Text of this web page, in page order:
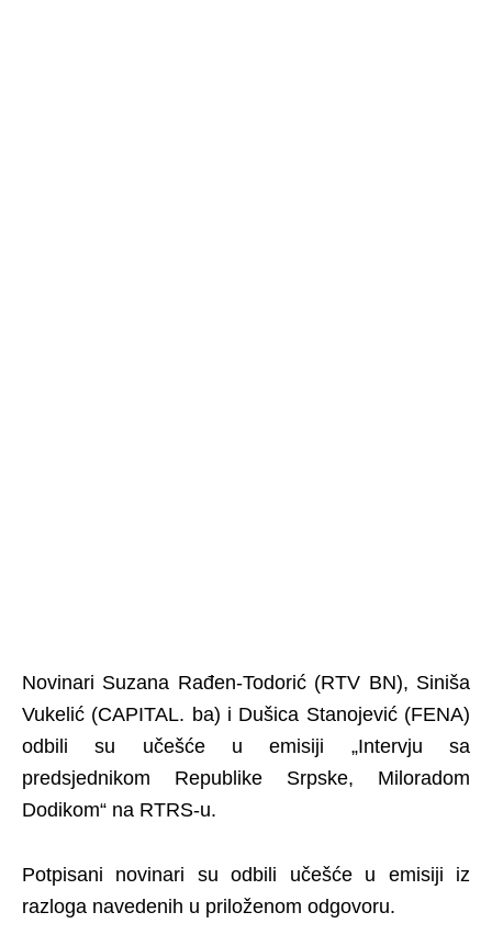
Novinari Suzana Rađen-Todorić (RTV BN), Siniša
Vukelić (CAPITAL. ba) i Dušica Stanojević (FENA)
odbili su učešće u emisiji „Intervju sa
predsjednikom Republike Srpske, Miloradom
Dodikom“ na RTRS-u.
Potpisani novinari su odbili učešće u emisiji iz
razloga navedenih u priloženom odgovoru.